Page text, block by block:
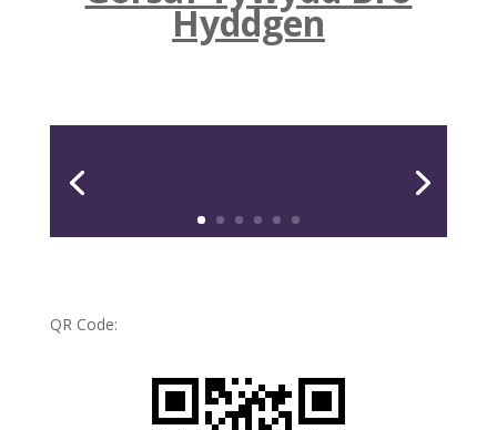
Hyddgen
QR Code: